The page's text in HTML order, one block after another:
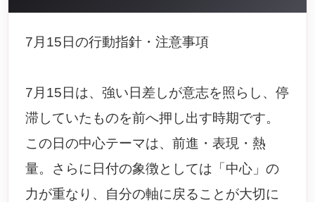
7月15日の行動指針・注意事項
7月15日は、強い日差しが意志を照らし、停
滞していたものを前へ押し出す時期です。
この日の中心テーマは、前進・表現・熱
量。さらに日付の象徴としては「中心」の
力が重なり、自分の軸に戻ることが大切に